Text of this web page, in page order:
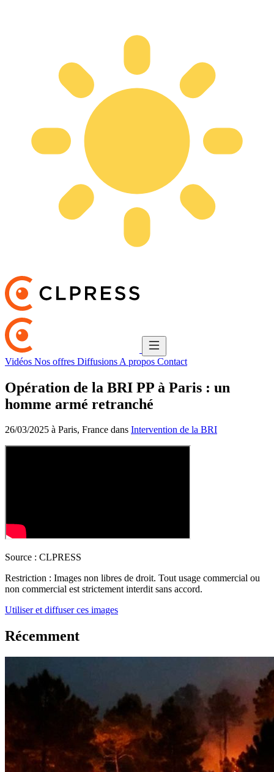
Vidéos Nos offres Diffusions A propos Contact
Opération de la BRI PP à Paris : un
homme armé retranché
26/03/2025 à Paris, France dans Intervention de la BRI
Source : CLPRESS
Restriction : Images non libres de droit. Tout usage commercial ou
non commercial est strictement interdit sans accord.
Utiliser et diffuser ces images
Récemment